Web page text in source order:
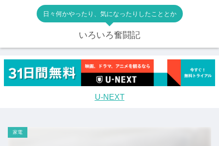
日々何かやったり、気になったりしたこととか
いろいろ奮闘記
U-NEXT
家電